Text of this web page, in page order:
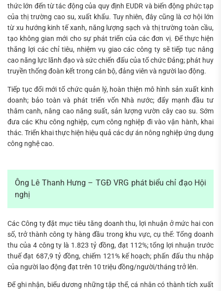
thức lớn đến từ tác động của quy định EUDR và biến động phức tạp
của thị trường cao su, xuất khẩu. Tuy nhiên, đây cũng là cơ hội lớn
từ xu hướng kinh tế xanh, năng lượng sạch và thị trường toàn cầu,
tạo không gian mới cho sự phát triển của các đơn vị. Để thực hiện
thắng lợi các chỉ tiêu, nhiệm vụ giao các công ty sẽ tiếp tục nâng
cao năng lực lãnh đạo và sức chiến đấu của tổ chức Đảng; phát huy
truyền thống đoàn kết trong cán bộ, đảng viên và người lao động.
Tiếp tục đổi mới tổ chức quản lý, hoàn thiện mô hình sản xuất kinh
doanh; bảo toàn và phát triển vốn Nhà nước; đẩy mạnh đầu tư
thâm canh, nâng cao năng suất, sản lượng vườn cây cao su. Sớm
đưa các Khu công nghiệp, cụm công nghiệp đi vào vận hành, khai
thác. Triển khai thực hiện hiệu quả các dự án nông nghiệp ứng dụng
công nghệ cao.
Ông Lê Thanh Hưng – TGĐ VRG phát biểu chỉ đạo Hội
nghị
Các Công ty đặt mục tiêu tăng doanh thu, lợi nhuận ở mức hai con
số, trở thành công ty hàng đầu trong khu vực, cụ thể: Tổng doanh
thu của 4 công ty là 1.823 tỷ đồng, đạt 112%; tổng lợi nhuận trước
thuế đạt 687,9 tỷ đồng, chiếm 121% kế hoạch; phấn đấu thu nhập
của người lao động đạt trên 10 triệu đồng/người/tháng trở lên.
Để ghi nhận, biểu dương những tập thể, cá nhân có thành tích xuất